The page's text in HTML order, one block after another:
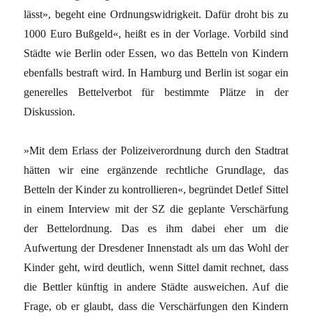
lässt», begeht eine Ordnungswidrigkeit. Dafür droht bis zu
1000 Euro Bußgeld«, heißt es in der Vorlage. Vorbild sind
Städte wie Berlin oder Essen, wo das Betteln von Kindern
ebenfalls bestraft wird. In Hamburg und Berlin ist sogar ein
generelles Bettelverbot für bestimmte Plätze in der
Diskussion.
»Mit dem Erlass der Polizeiverordnung durch den Stadtrat
hätten wir eine ergänzende rechtliche Grundlage, das
Betteln der Kinder zu kontrollieren«, begründet Detlef Sittel
in einem Interview mit der SZ die geplante Verschärfung
der Bettelordnung. Das es ihm dabei eher um die
Aufwertung der Dresdener Innenstadt als um das Wohl der
Kinder geht, wird deutlich, wenn Sittel damit rechnet, dass
die Bettler künftig in andere Städte ausweichen. Auf die
Frage, ob er glaubt, dass die Verschärfungen den Kindern